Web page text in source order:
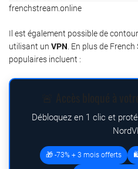
frenchstream.online
Il est également possible de
utilisant un VPN . En plus de
populaires incluent :
Débloquez en 1 clic et
🎁 -73% + 3 mois offerts